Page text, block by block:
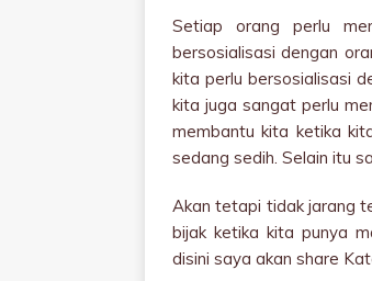
Setiap orang perlu
bersosialisasi dengan
kita perlu bersosialisasi
kita juga sangat perlu
membantu kita ketika
sedang sedih. Selain itu
Akan tetapi tidak jarang
bijak ketika kita punya
disini saya akan share